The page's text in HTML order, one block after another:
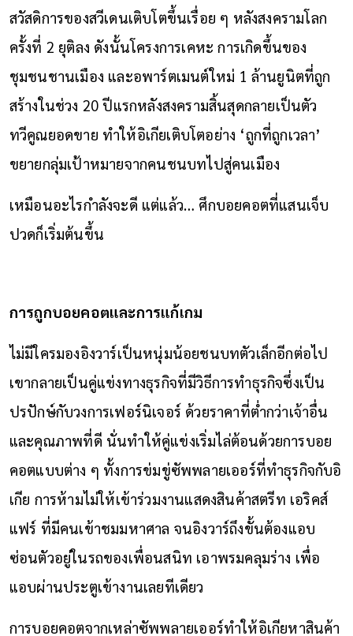
สวัสดิการของสวีเดนเติบโตขึ้นเรื่อย ๆ หลังสงครามโลก
ครั้งที่ 2 ยุติลง ดังนั้นโครงการเคหะ การเกิดขึ้นของ
ชุมชนชานเมือง และอพาร์ตเมนต์ใหม่ 1 ล้านยูนิตที่ถูก
สร้างในช่วง 20 ปีแรกหลังสงครามสิ้นสุดกลายเป็นตัว
ทวีคูณยอดขาย ทำให้อิเกียเติบโตอย่าง ‘ถูกที่ถูกเวลา’
ขยายกลุ่มเป้าหมายจากคนชนบทไปสู่คนเมือง
เหมือนอะไรกำลังจะดี แต่แล้ว… ศึกบอยคอตที่แสนเจ็บ
ปวดก็เริ่มต้นขึ้น
การถูกบอยคอตและการแก้เกม
ไม่มีใครมองอิงวาร์เป็นหนุ่มน้อยชนบทตัวเล็กอีกต่อไป
เขากลายเป็นคู่แข่งทางธุรกิจที่มีวิธีการทำธุรกิจซึ่งเป็น
ปรปักษ์กับวงการเฟอร์นิเจอร์ ด้วยราคาที่ต่ำกว่าเจ้าอื่น
และคุณภาพที่ดี นั่นทำให้คู่แข่งเริ่มไล่ต้อนด้วยการบอย
คอตแบบต่าง ๆ ทั้งการข่มขู่ซัพพลายเออร์ที่ทำธุรกิจกับอิ
เกีย การห้ามไม่ให้เข้าร่วมงานแสดงสินค้าสตรีท เอริคส์
แฟร์ ที่มีคนเข้าชมมหาศาล จนอิงวาร์ถึงขั้นต้องแอบ
ซ่อนตัวอยู่ในรถของเพื่อนสนิท เอาพรมคลุมร่าง เพื่อ
แอบผ่านประตูเข้างานเลยทีเดียว
การบอยคอตจากเหล่าซัพพลายเออร์ทำให้อิเกียหาสินค้า